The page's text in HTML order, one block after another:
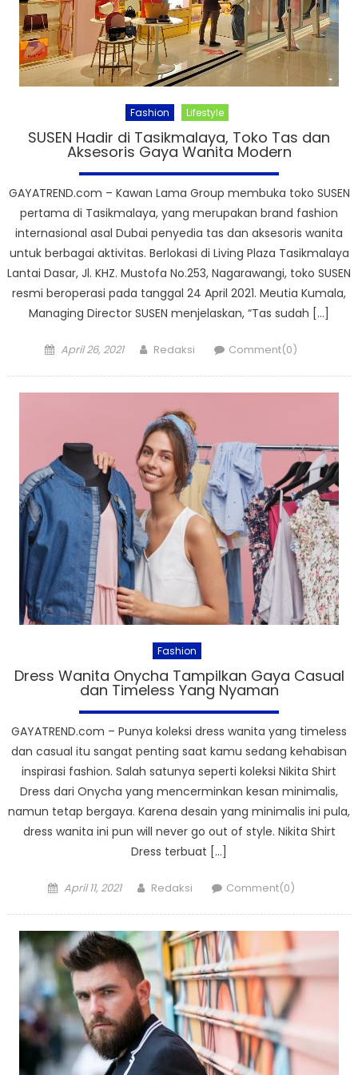
Fashion Lifestyle
SUSEN Hadir di Tasikmalaya, Toko Tas dan
Aksesoris Gaya Wanita Modern
GAYATREND.com – Kawan Lama Group membuka toko SUSEN
pertama di Tasikmalaya, yang merupakan brand fashion
internasional asal Dubai penyedia tas dan aksesoris wanita
untuk berbagai aktivitas. Berlokasi di Living Plaza Tasikmalaya
Lantai Dasar, Jl. KHZ. Mustofa No.253, Nagarawangi, toko SUSEN
resmi beroperasi pada tanggal 24 April 2021. Meutia Kumala,
Managing Director SUSEN menjelaskan, “Tas sudah […]
Posted
April 26, 2021 Author
Redaksi Comment(0)
Fashion
Dress Wanita Onycha Tampilkan Gaya Casual
dan Timeless Yang Nyaman
GAYATREND.com – Punya koleksi dress wanita yang timeless
dan casual itu sangat penting saat kamu sedang kehabisan
inspirasi fashion. Salah satunya seperti koleksi Nikita Shirt
Dress dari Onycha yang mencerminkan kesan minimalis,
namun tetap bergaya. Karena desain yang minimalis ini pula,
dress wanita ini pun will never go out of style. Nikita Shirt
Dress terbuat […]
Posted
April 11, 2021 Author
Redaksi Comment(0)